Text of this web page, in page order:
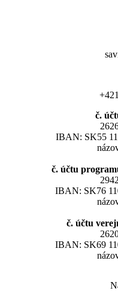
č.
IBAN: SK55
č. účtu
IBAN: SK76
č. účtu
IBAN: SK69